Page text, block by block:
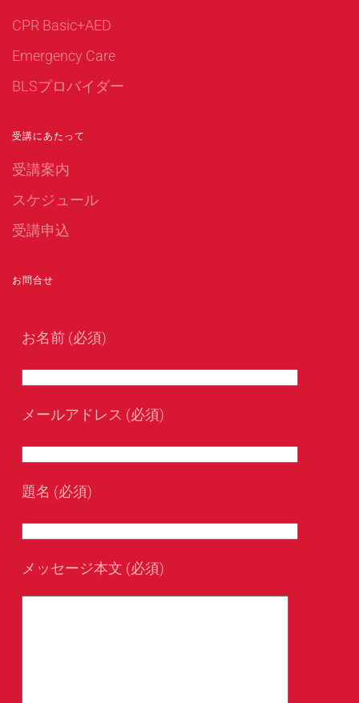
CPR Basic+AED
Emergency Care
BLSプロバイダー
受講にあたって
受講案内
スケジュール
受講申込
お問合せ
お名前 (必須)
メールアドレス (必須)
題名 (必須)
メッセージ本文 (必須)